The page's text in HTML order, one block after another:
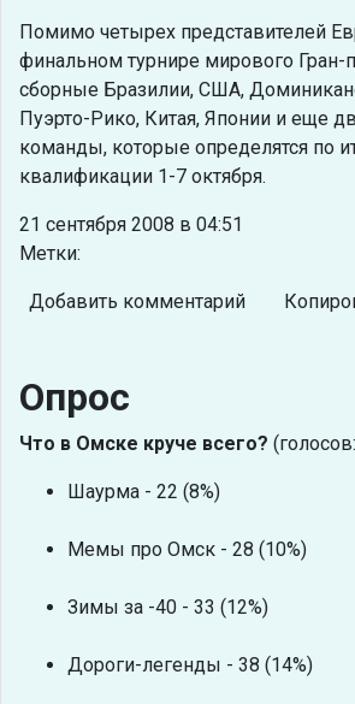
Помимо четырех представителей
финальном турнире мирового Гран-
сборные Бразилии, США,
Пуэрто-Рико, Китая, Японии и еще
команды, которые определятся по
квалификации 1-7 октября.
21 сентября 2008 в 04:51
Метки:
Добавить комментарий
Опрос
Что в Омске круче всего?
Шаурма - 22 (8%)
Мемы про Омск - 28 (10%)
Зимы за -40 - 33 (12%)
Дороги-легенды - 38 (14%)